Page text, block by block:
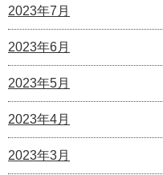
2023年7月
2023年6月
2023年5月
2023年4月
2023年3月